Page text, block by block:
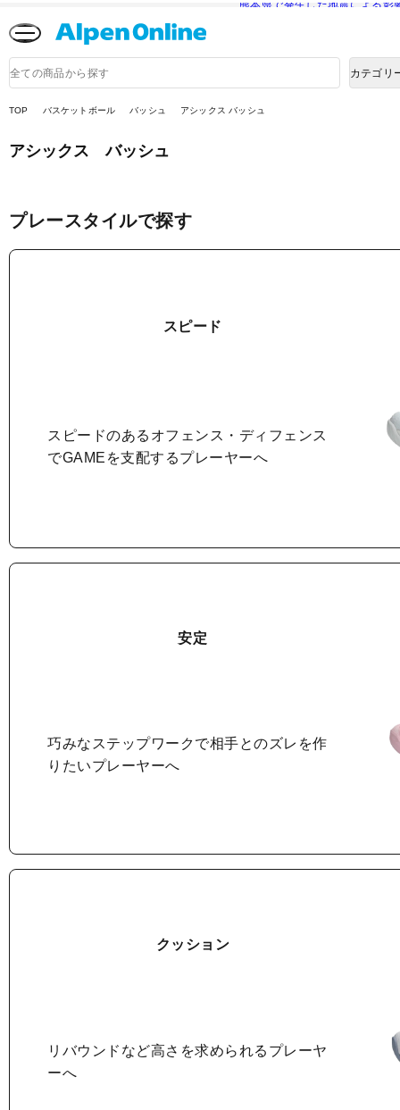
熊本県で発生した地震による影
品
検
カテゴリ
TOP バスケットボール バッシュ アシックス バッシュ
アシックス バッシュ
プレースタイルで探す
スピード
スピードのあるオフェンス・ディフェンス
でGAMEを支配するプレーヤーへ
安定
巧みなステップワークで相手とのズレを作
りたいプレーヤーへ
クッション
リバウンドなど高さを求められるプレーヤ
ーへ